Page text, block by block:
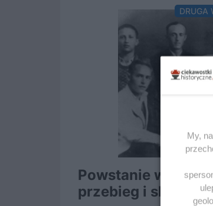
DRUGA
Powstanie w
przebieg i skutki
My,